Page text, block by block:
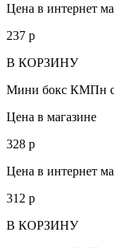
Цена в интернет
237 p
В КОРЗИНУ
Мини бокс КМПн
Цена в магазине
328 p
Цена в интернет
312 p
В КОРЗИНУ